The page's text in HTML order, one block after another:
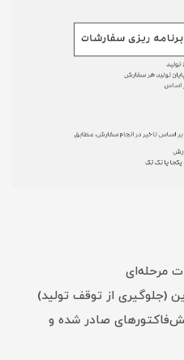
مرحله‌ای
(جلوگیری از توقف تولید)
صادر شده و